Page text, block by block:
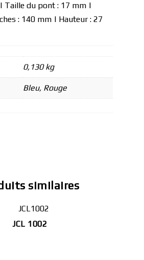
Taille du pont : 17 mm |
: 140 mm | Hauteur : 27
0,130 kg
Bleu, Rouge
similaires
JCL 1002